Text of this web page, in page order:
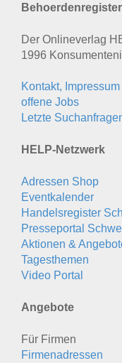
Der Onlineverlag
1996
Kontakt, Impressum
offene Jobs
Letzte
HELP-Netzwerk
Adressen Shop
Eventkalender
Handelsregister
Presseportal
Aktionen &
Tagesthemen
Video Portal
Angebote
Für Firmen
Firmenadressen